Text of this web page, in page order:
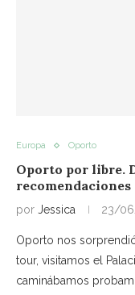
Europa Oporto
Oporto por libre.
recomendaciones
por Jessica 23/
Oporto nos
tour, visitamos el
caminábamos